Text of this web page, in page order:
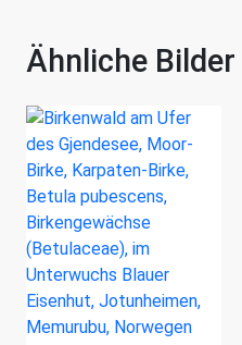
Ähnliche Bilder